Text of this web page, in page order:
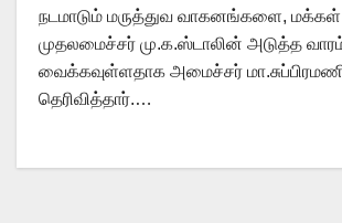
நடமாடும் மருத்துவ வாகனங்களை, மக்கள்
முதலமைச்சர் மு.க.ஸ்டாலின் அடுத்த
வைக்கவுள்ளதாக அமைச்சர்
தெரிவித்தார்.…